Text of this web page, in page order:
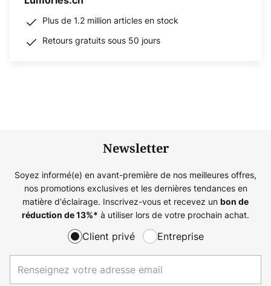
Plus de 1.2 million articles en stock
Retours gratuits sous 50 jours
Newsletter
Soyez informé(e) en avant-première de nos meilleures offres,
nos promotions exclusives et les dernières tendances en
matière d'éclairage. Inscrivez-vous et recevez un bon de
réduction de13%* à utiliser lors de votre prochain achat.
Client privé Entreprise